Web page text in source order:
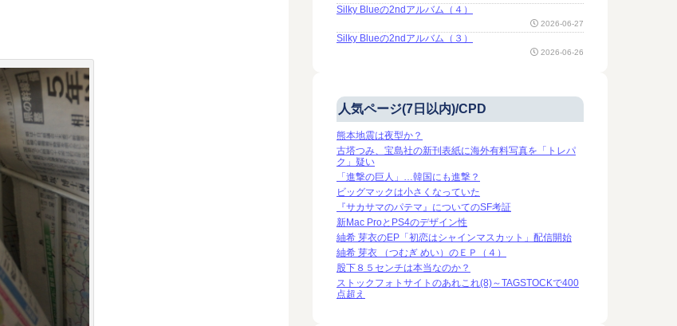
Silky Blueの2ndアルバム（４）
2026-06-27
Silky Blueの2ndアルバム（３）
2026-06-26
人気ページ(7日以内)/CPD
熊本地震は夜型か？
古塔つみ、宝島社の新刊表紙に海外有料写真を「トレパ
ク」疑い
「進撃の巨人」…韓国にも進撃？
ビッグマックは小さくなっていた
『サカサマのパテマ』についてのSF考証
新Mac ProとPS4のデザイン性
紬希 芽衣のEP「初恋はシャインマスカット」配信開始
紬希 芽衣 （つむぎ めい）のＥＰ（４）
股下８５センチは本当なのか？
ストックフォトサイトのあれこれ(8)～TAGSTOCKで400
点超え